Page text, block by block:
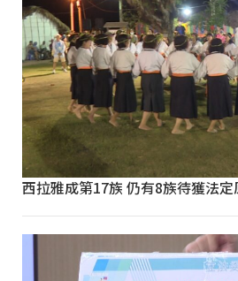
西拉雅成第17族 仍有8族待獲法